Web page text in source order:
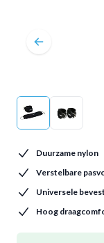
Duurzame nylon
Verstelbare
Universele
Hoog